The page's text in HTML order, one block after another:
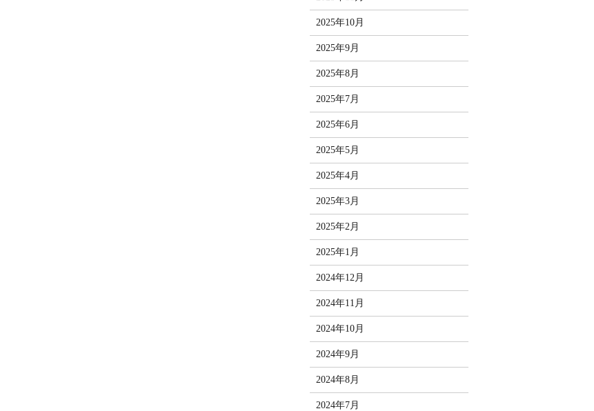
2025年10月
2025年9月
2025年8月
2025年7月
2025年6月
2025年5月
2025年4月
2025年3月
2025年2月
2025年1月
2024年12月
2024年11月
2024年10月
2024年9月
2024年8月
2024年7月